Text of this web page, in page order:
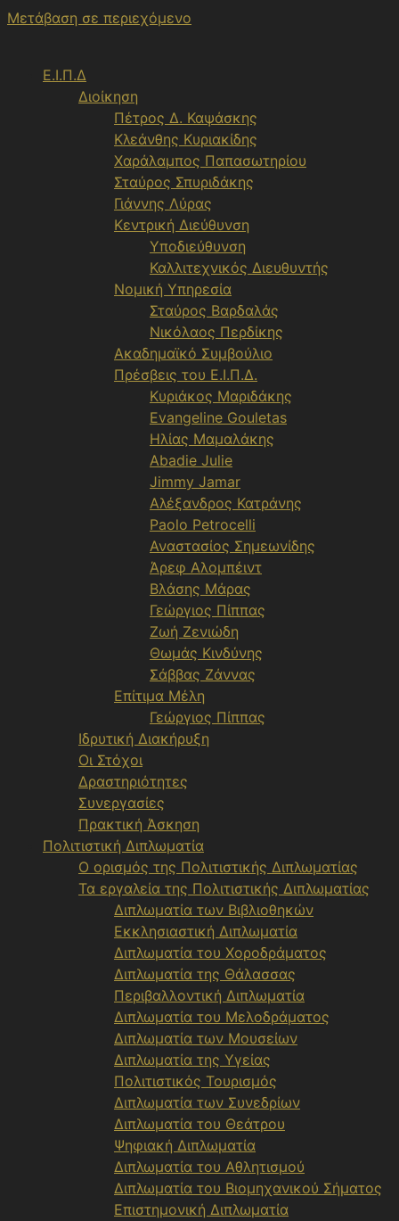
Μετάβαση σε περιεχόμενο
Ε.Ι.Π.Δ
Διοίκηση
Πέτρος Δ. Καψάσκης
Κλεάνθης Κυριακίδης
Χαράλαμπος Παπασωτηρίου
Σταύρος Σπυριδάκης
Γιάννης Λύρας
Κεντρική Διεύθυνση
Υποδιεύθυνση
Καλλιτεχνικός Διευθυντής
Νομική Υπηρεσία
Σταύρος Βαρδαλάς
Νικόλαος Περδίκης
Ακαδημαϊκό Συμβούλιο
Πρέσβεις του Ε.Ι.Π.Δ.
Κυριάκος Μαριδάκης
Evangeline Gouletas
Ηλίας Μαμαλάκης
Abadie Julie
Jimmy Jamar
Αλέξανδρος Κατράνης
Paolo Petrocelli
Αναστασίος Σημεωνίδης
Άρεφ Αλομπέιντ
Βλάσης Μάρας
Γεώργιος Πίππας
Ζωή Ζενιώδη
Θωμάς Κινδύνης
Σάββας Ζάννας
Επίτιμα Μέλη
Γεώργιος Πίππας
Ιδρυτική Διακήρυξη
Οι Στόχοι
Δραστηριότητες
Συνεργασίες
Πρακτική Άσκηση
Πολιτιστική Διπλωματία
Ο ορισμός της Πολιτιστικής Διπλωματίας
Τα εργαλεία της Πολιτιστικής Διπλωματίας
Διπλωματία των Βιβλιοθηκών
Εκκλησιαστική Διπλωματία
Διπλωματία του Χοροδράματος
Διπλωματία της Θάλασσας
Περιβαλλοντική Διπλωματία
Διπλωματία του Μελοδράματος
Διπλωματία των Μουσείων
Διπλωματία της Υγείας
Πολιτιστικός Τουρισμός
Διπλωματία των Συνεδρίων
Διπλωματία του Θεάτρου
Ψηφιακή Διπλωματία
Διπλωματία του Αθλητισμού
Διπλωματία του Βιομηχανικού Σήματος
Επιστημονική Διπλωματία